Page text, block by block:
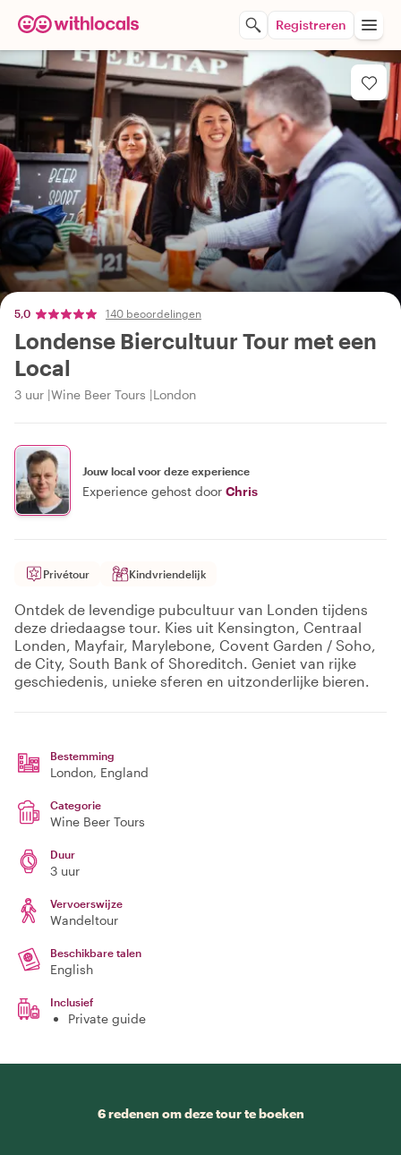
Registreren
5,0 140 beoordelingen
Londense Biercultuur Tour met een
Local
3 uur Wine Beer Tours London
Jouw local voor deze experience
Experience gehost door Chris
Privétour Kindvriendelijk
Ontdek de levendige pubcultuur van Londen tijdens
deze driedaagse tour. Kies uit Kensington, Centraal
Londen, Mayfair, Marylebone, Covent Garden / Soho,
de City, South Bank of Shoreditch. Geniet van rijke
geschiedenis, unieke sferen en uitzonderlijke bieren.
Bestemming
London, England
Categorie
Wine Beer Tours
Duur
3 uur
Vervoerswijze
Wandeltour
Beschikbare talen
English
Inclusief
Private guide
6 redenen om deze tour te boeken